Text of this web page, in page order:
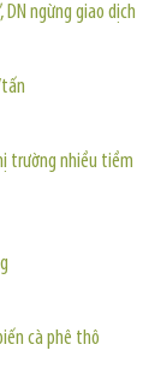
DN ngừng giao dịch
trường nhiều tiềm
cà phê thô